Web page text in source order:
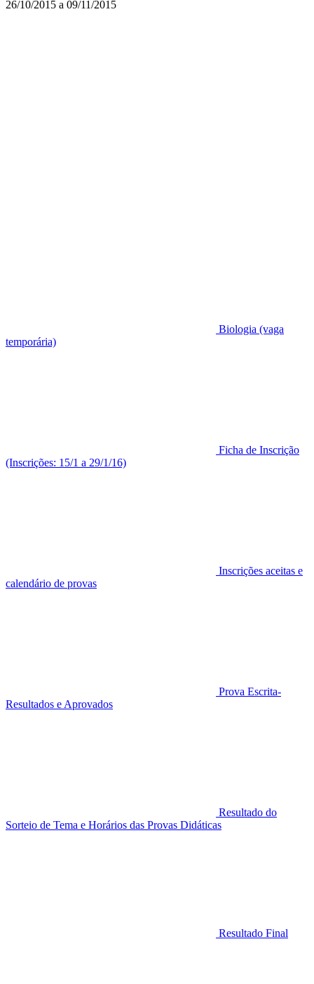
26/10/2015 a 09/11/2015
Biologia (vaga
temporária)
Ficha de Inscrição
(Inscrições: 15/1 a 29/1/16)
Inscrições aceitas e
calendário de provas
Prova Escrita-
Resultados e Aprovados
Resultado do
Sorteio de Tema e Horários das Provas Didáticas
Resultado Final